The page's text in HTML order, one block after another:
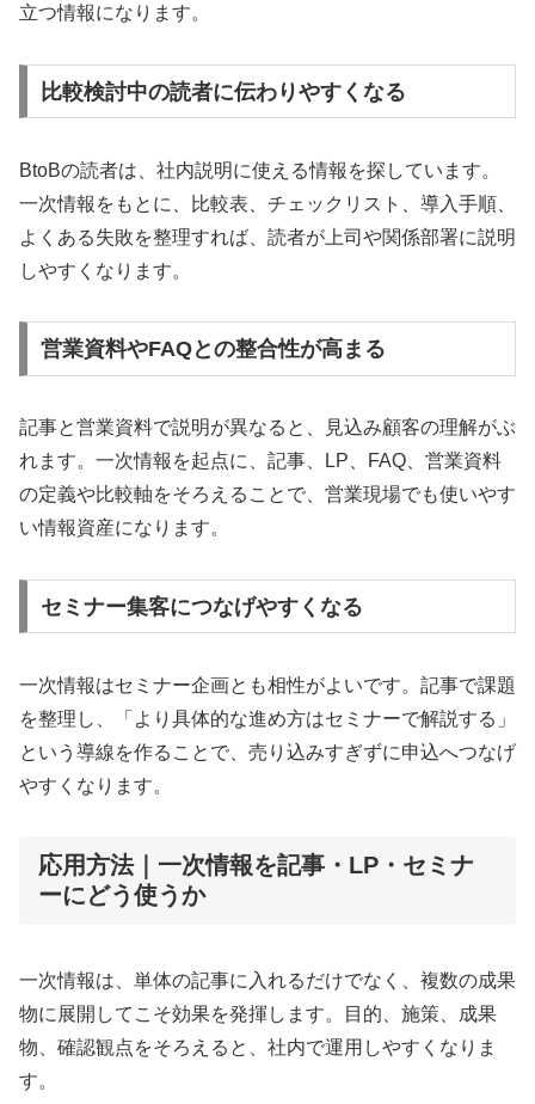
立つ情報になります。
比較検討中の読者に伝わりやすくなる
BtoBの読者は、社内説明に使える情報を探しています。
一次情報をもとに、比較表、チェックリスト、導入手順、
よくある失敗を整理すれば、読者が上司や関係部署に説明
しやすくなります。
営業資料やFAQとの整合性が高まる
記事と営業資料で説明が異なると、見込み顧客の理解がぶ
れます。一次情報を起点に、記事、LP、FAQ、営業資料
の定義や比較軸をそろえることで、営業現場でも使いやす
い情報資産になります。
セミナー集客につなげやすくなる
一次情報はセミナー企画とも相性がよいです。記事で課題
を整理し、「より具体的な進め方はセミナーで解説する」
という導線を作ることで、売り込みすぎずに申込へつなげ
やすくなります。
応用方法｜一次情報を記事・LP・セミナ
ーにどう使うか
一次情報は、単体の記事に入れるだけでなく、複数の成果
物に展開してこそ効果を発揮します。目的、施策、成果
物、確認観点をそろえると、社内で運用しやすくなりま
す。